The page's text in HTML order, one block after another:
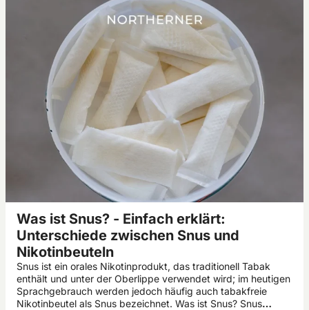
Was ist Snus? - Einfach erklärt:
Unterschiede zwischen Snus und
Nikotinbeuteln
Snus ist ein orales Nikotinprodukt, das traditionell Tabak
enthält und unter der Oberlippe verwendet wird; im heutigen
Sprachgebrauch werden jedoch häufig auch tabakfreie
Nikotinbeutel als Snus bezeichnet. Was ist Snus? Snus